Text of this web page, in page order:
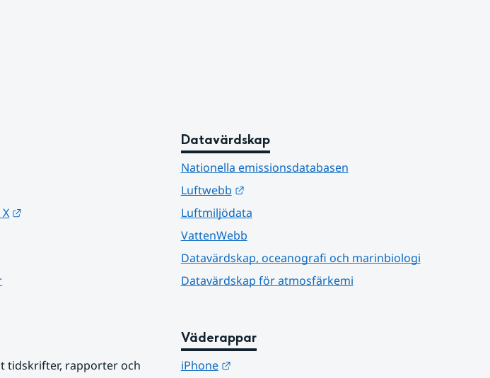
Datavärdskap
Nationella emissionsdatabasen
Luftwebb
Länk till annan webbplats.
Luftmiljödata
VattenWebb
Datavärdskap, oceanografi och marinbiologi
Datavärdskap för atmosfärkemi
tidskrifter, rapporter och
Väderappar
iPhone Länk till annan webbplats.